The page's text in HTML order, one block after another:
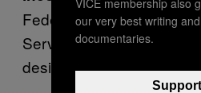
Federal de
Servidores Públicos. En
designado de 2014 a
our very best writing
documentaries.